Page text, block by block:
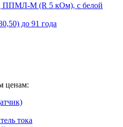
М (R 5 кОм), с белой
до 91 года
ценам:
тока